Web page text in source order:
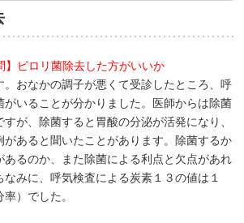
】ピロリ菌除去した方がいいか
。おなかの調子が悪くて受診したところ、呼
がいることが分かりました。医師からは除菌
が、除菌すると胃酸の分泌が活発になり、
があると聞いたことがあります。除菌するか
あるのか、また除菌による利点と欠点があれ
みに、呼気検査による炭素１３の値は１
）でした。